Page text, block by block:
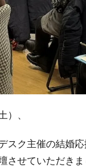
）、
スク主催の結婚
させていただきま